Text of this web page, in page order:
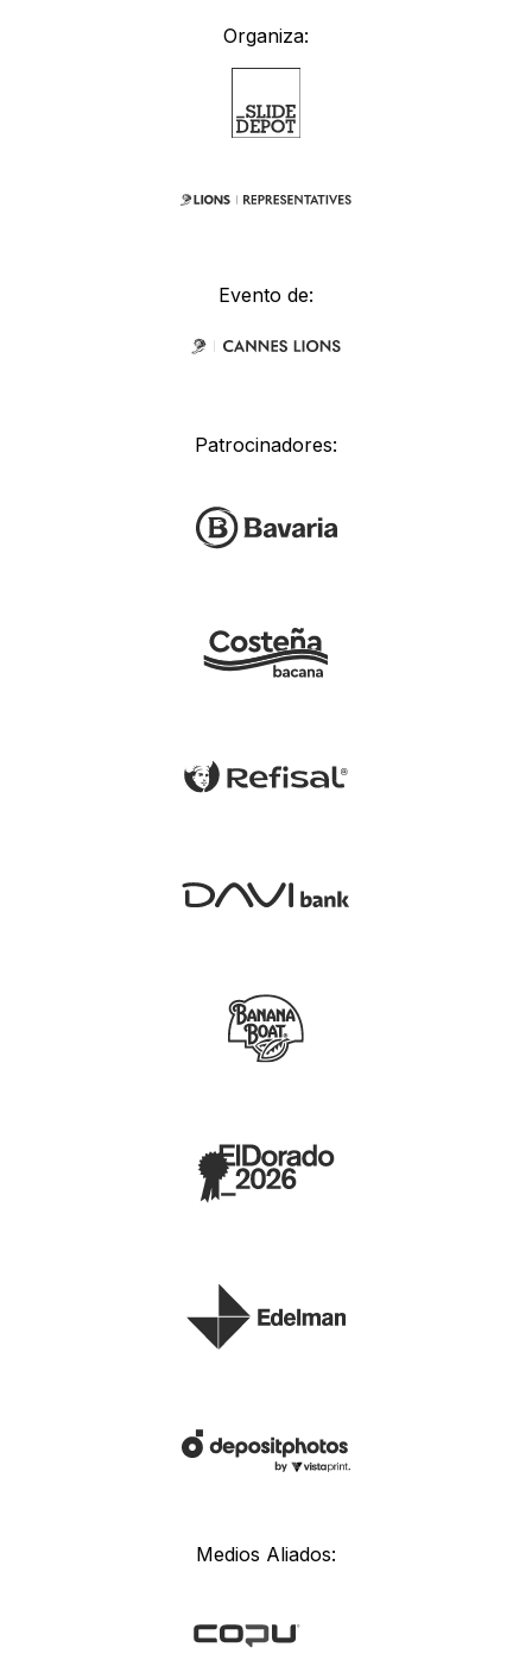
Organiza:
Evento de:
Patrocinadores:
Medios Aliados: